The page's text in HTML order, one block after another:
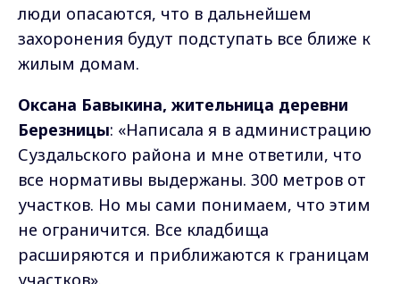
люди опасаются, что в дальнейшем
захоронения будут подступать все ближе к
жилым домам.
Оксана Бавыкина, жительница деревни
Березницы: «Написала я в администрацию
Суздальского района и мне ответили, что
все нормативы выдержаны. 300 метров от
участков. Но мы сами понимаем, что этим
не ограничится. Все кладбища
расширяются и приближаются к границам
участков».